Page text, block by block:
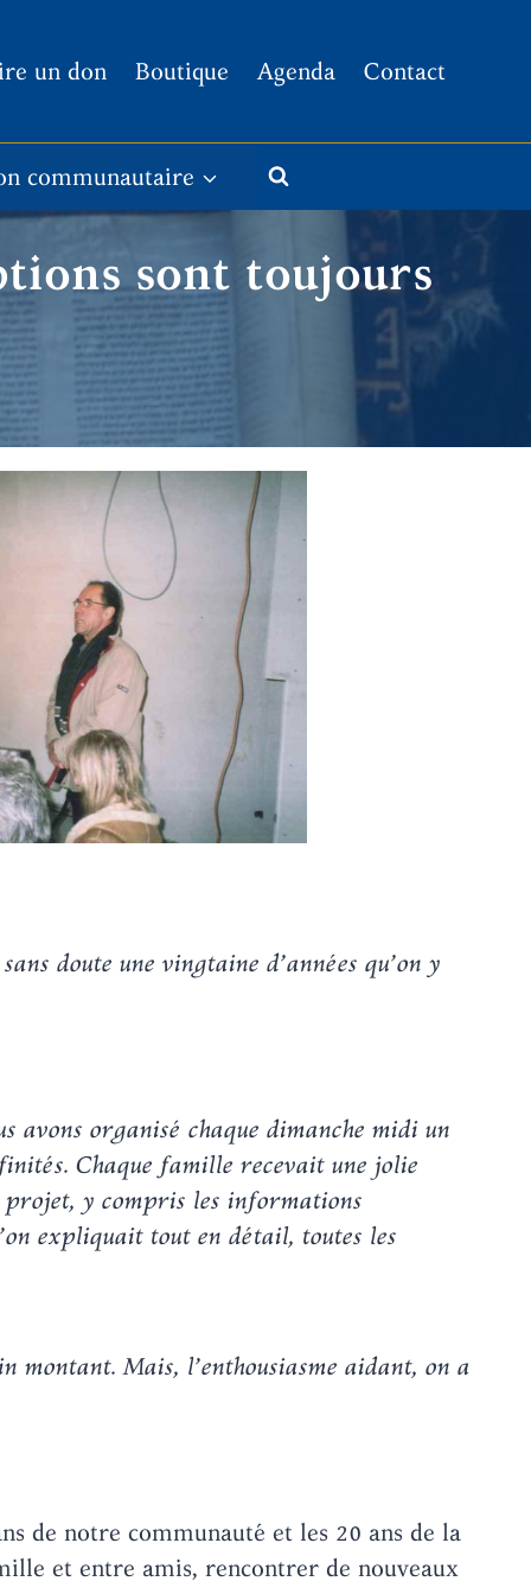
un don Boutique Agenda Contact
communautaire
sont toujours
doute une vingtaine d’années qu’on y
avons organisé chaque dimanche midi un
Chaque famille recevait une jolie
projet, y compris les informations
expliquait tout en détail, toutes les
montant. Mais, l’enthousiasme aidant, on a
de notre communauté et les 20 ans de la
et entre amis, rencontrer de nouveaux